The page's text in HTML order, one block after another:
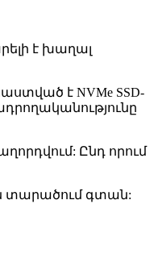
է խաղալ
է NVMe SSD-
Ընդ որում
տարածում գտան: